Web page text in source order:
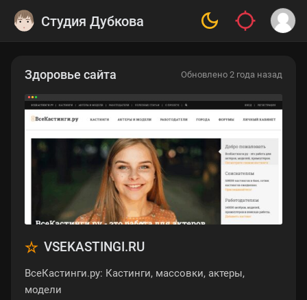
Студия Дубкова
Здоровье сайта Обновлено 2 года назад
VSEKASTINGI.RU
ВсеКастинги.ру: Кастинги, массовки, актеры,
модели